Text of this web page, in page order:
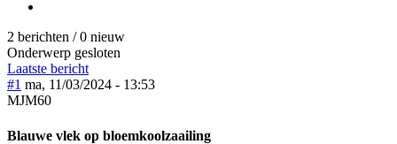
2 berichten / 0 nieuw
Onderwerp gesloten
Laatste bericht
#1 ma, 11/03/2024 - 13:53
MJM60
Blauwe vlek op bloemkoolzaailing